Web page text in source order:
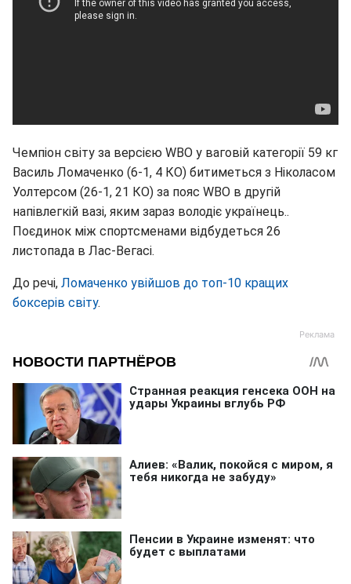
Чемпіон світу за версією WBO у ваговій категорії 59 кг
Василь Ломаченко (6-1, 4 КО) битиметься з Ніколасом
Уолтерсом (26-1, 21 КО) за пояс WBO в другій
напівлегкій вазі, яким зараз володіє українець..
Поєдинок між спортсменами відбудеться 26
листопада в Лас-Вегасі.
До речі, Ломаченко увійшов до топ-10 кращих
боксерів світу.